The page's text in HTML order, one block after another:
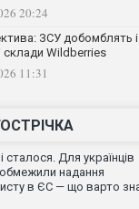
20:24
ЗСУ добомблять і
склади Wildberries
11:31
сталося. Для українців
надання
в ЄС — що варто